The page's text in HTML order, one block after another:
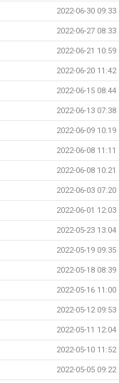
2022-06-30 09:33
2022-06-27 08:33
2022-06-21 10:59
2022-06-20 11:42
2022-06-15 08:44
2022-06-13 07:38
2022-06-09 10:19
2022-06-08 11:11
2022-06-08 10:21
2022-06-03 07:20
2022-06-01 12:03
2022-05-23 13:04
2022-05-19 09:35
2022-05-18 08:39
2022-05-16 11:00
2022-05-12 09:53
2022-05-11 12:04
2022-05-10 11:52
2022-05-05 09:22